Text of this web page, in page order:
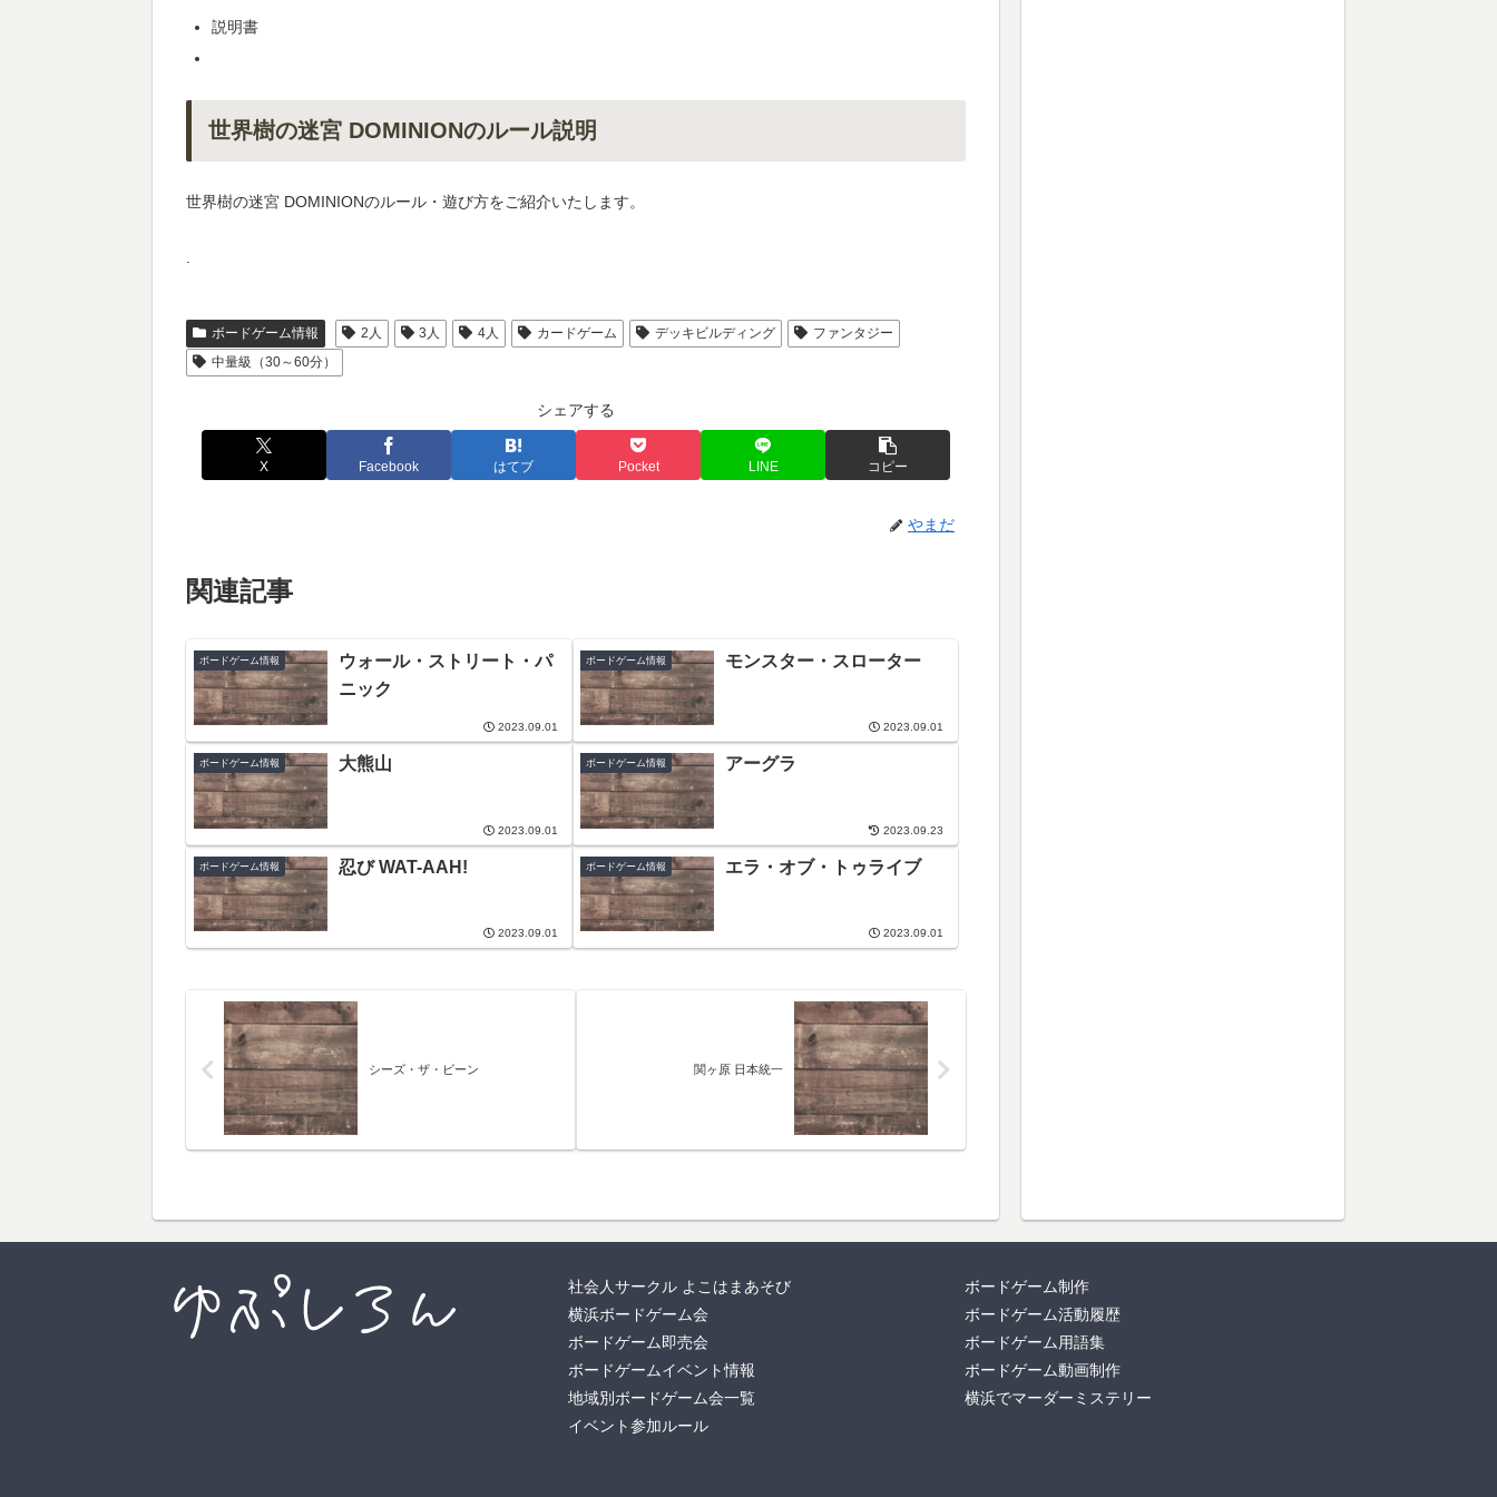
説明書
世界樹の迷宮 DOMINIONのルール説明
世界樹の迷宮 DOMINIONのルール・遊び方をご紹介いたします。
.
ボードゲーム情報 2人 3人 4人 カードゲーム デッキビルディング
ファンタジー
中量級（30～60分）
シェアする
X Facebook はてブ Pocket LINE コピー
やまだ
関連記事
ボードゲーム情報
ウォール・ストリート・パ
ニック
2023.09.01
ボードゲーム情報 モンスター・スローター
2023.09.01
ボードゲーム情報 大熊山
2023.09.01
ボードゲーム情報 アーグラ
2023.09.23
ボードゲーム情報 忍び WAT-AAH!
2023.09.01
ボードゲーム情報 エラ・オブ・トゥライブ
2023.09.01
シーズ・ザ・ビーン 関ヶ原 日本統一
社会人サークル よこはまあそび
横浜ボードゲーム会
ボードゲーム即売会
ボードゲームイベント情報
地域別ボードゲーム会一覧
イベント参加ルール
ボードゲーム制作
ボードゲーム活動履歴
ボードゲーム用語集
ボードゲーム動画制作
横浜でマーダーミステリー